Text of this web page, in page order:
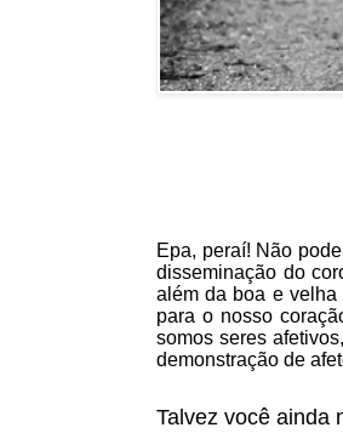
Epa, peraí! Não
disseminação do
além da boa e velha
para o nosso
somos seres
demonstração de
Talvez você ainda